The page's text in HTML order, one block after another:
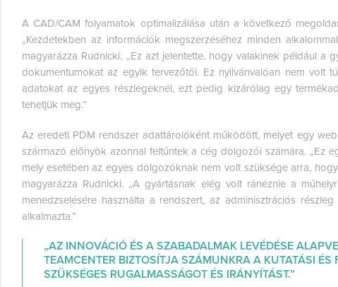
A CAD/CAM folyamatok optimalizálása után a következő
„Kezdetekben az információk megszerzéséhez minden
magyarázza Rudnicki. „Ez azt jelentette, hogy valakinek például a
dokumentumokat az egyik tervezőtől. Ez nyilvánvalóan nem volt
adatokat az egyes részlegeknél, ezt pedig kizárólag egy
tehetjük meg.”
Az eredeti PDM rendszer adattárolóként működött, melyet egy
származó előnyök azonnal feltűntek a cég dolgozói számára. „Ez
mely esetében az egyes dolgozóknak nem volt szüksége arra,
magyarázza Rudnicki. „A gyártásnak elég volt ránéznie a
menedzselésére használta a rendszert, az adminisztrációs
alkalmazta.”
„AZ INNOVÁCIÓ ÉS A SZABADALMAK LEVÉDÉSE
TEAMCENTER BIZTOSÍTJA SZÁMUNKRA A KUTATÁSI ÉS
SZÜKSÉGES RUGALMASSÁGOT ÉS IRÁNYÍTÁST.”